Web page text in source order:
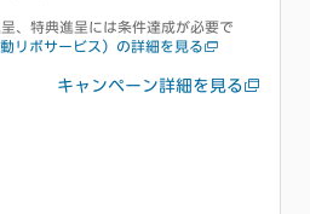
キャンペーン詳細を見る
ペーンも同時開催中